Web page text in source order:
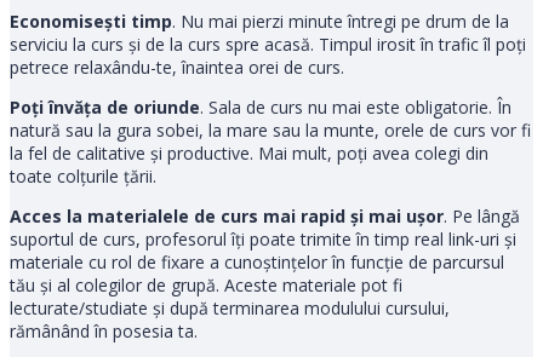
Economisești timp. Nu mai pierzi minute întregi pe drum de la
serviciu la curs și de la curs spre acasă. Timpul irosit în trafic îl poți
petrece relaxându-te, înaintea orei de curs.
Poți învăța de oriunde. Sala de curs nu mai este obligatorie. În
natură sau la gura sobei, la mare sau la munte, orele de curs vor fi
la fel de calitative și productive. Mai mult, poți avea colegi din
toate colțurile țării.
Acces la materialele de curs mai rapid și mai ușor. Pe lângă
suportul de curs, profesorul îți poate trimite în timp real link-uri şi
materiale cu rol de fixare a cunoștințelor în funcție de parcursul
tău și al colegilor de grupă. Aceste materiale pot fi
lecturate/studiate și după terminarea modulului cursului,
rămânând în posesia ta.